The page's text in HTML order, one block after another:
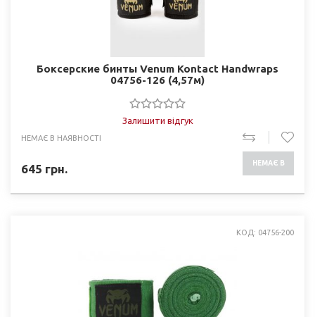
Боксерские бинты Venum Kontact Handwraps
04756-126 (4,57м)
Залишити відгук
НЕМАЄ В НАЯВНОСТІ
645 грн. НЕМАЄ В
КОД: 04756-200